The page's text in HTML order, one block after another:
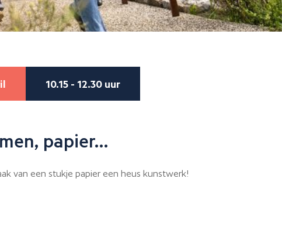
10.15 - 12.30 uur
papier…
van een stukje papier een heus kunstwerk!